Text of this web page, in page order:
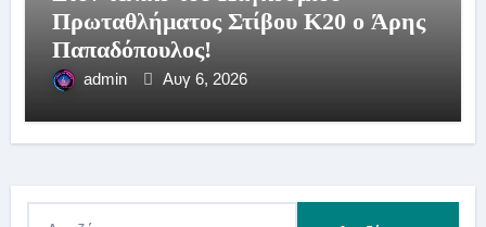
Πρωταθλήματος Στίβου Κ20 ο Άρης
Παπαδόπουλος!
admin Αυγ 6, 2026